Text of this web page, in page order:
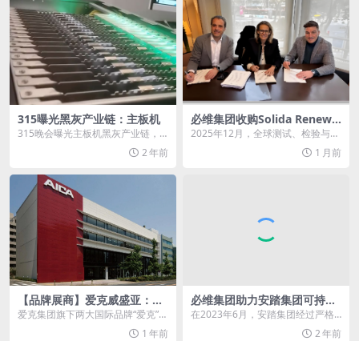
315曝光黑灰产业链：主板机
315晚会曝光主板机黑灰产业链，
主板机是什么呢?可能很多人还不知
2 年前
必维集团收购Solida Renewa
bles深化绿色能源全域布局
2025年12月，全球测试、检验与认
证（TIC）行业龙头必维集团，正式
1 月前
【品牌展商】爱克威盛亚：主
推爱克A级不燃板和爱克娇丽
爱克集团旗下两大国际品牌“爱克”、
“威盛亚”，为市场和客户提供以高压
1 年前
必维集团助力安踏集团可持续
实践再进一步
在2023年6月，安踏集团经过严格
的审核，成功获得了第三方测试、
2 年前